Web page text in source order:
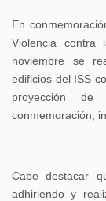
En
Violencia
noviembre se
edificios del ISS
proyección de
conmemoración,
Cabe destacar
adhiriendo y